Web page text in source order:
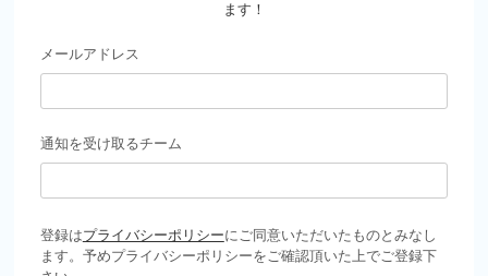
ます！
メールアドレス
通知を受け取るチーム
登録はプライバシーポリシーにご同意いただいたものとみなし
ます。予めプライバシーポリシーをご確認頂いた上でご登録下